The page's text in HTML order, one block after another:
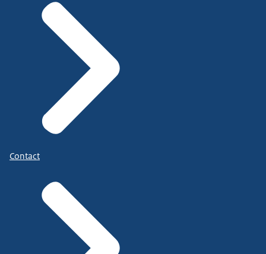
Contact